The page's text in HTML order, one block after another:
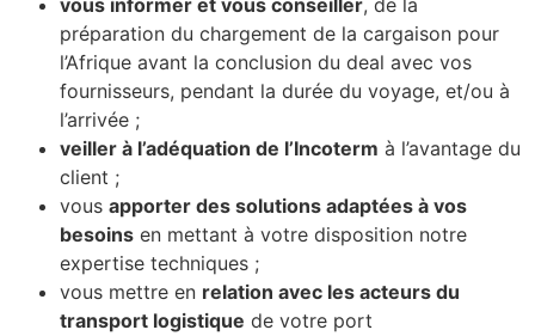
vous informer et vous conseiller, de la
préparation du chargement de la cargaison pour
l’Afrique avant la conclusion du deal avec vos
fournisseurs, pendant la durée du voyage, et/ou à
l’arrivée ;
veiller à l’adéquation de l’Incoterm à l’avantage du
client ;
vous apporter des solutions adaptées à vos
besoins en mettant à votre disposition notre
expertise techniques ;
vous mettre en relation avec les acteurs du
transport logistique de votre port